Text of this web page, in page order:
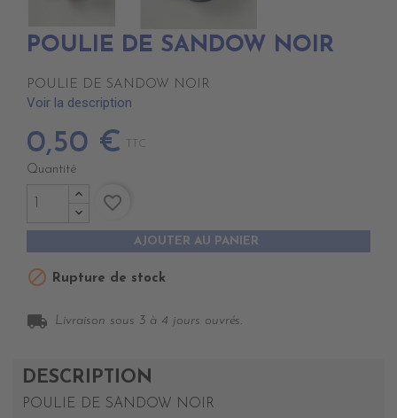
POULIE DE SANDOW NOIR
POULIE DE SANDOW NOIR
Voir la description
0,50 € TTC
Quantité
AJOUTER AU PANIER
favorite_border
 Rupture de stock
local_shipping Livraison sous 3 à 4 jours ouvrés.
DESCRIPTION
POULIE DE SANDOW NOIR